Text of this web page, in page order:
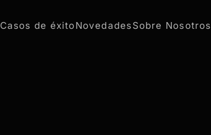
Casos de éxitoNovedadesSobre Nosotros